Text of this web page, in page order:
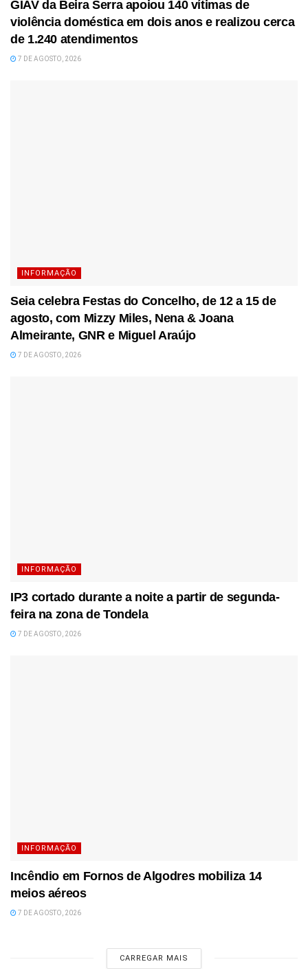
GIAV da Beira Serra apoiou 140 vítimas de
violência doméstica em dois anos e realizou cerca
de 1.240 atendimentos
7 DE AGOSTO, 2026
INFORMAÇÃO
Seia celebra Festas do Concelho, de 12 a 15 de
agosto, com Mizzy Miles, Nena & Joana
Almeirante, GNR e Miguel Araújo
7 DE AGOSTO, 2026
INFORMAÇÃO
IP3 cortado durante a noite a partir de segunda-
feira na zona de Tondela
7 DE AGOSTO, 2026
INFORMAÇÃO
Incêndio em Fornos de Algodres mobiliza 14
meios aéreos
7 DE AGOSTO, 2026
CARREGAR MAIS